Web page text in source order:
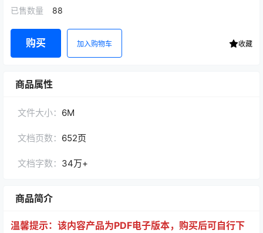
已售数量 88
购买 加入购物车 收藏
商品属性
文件大小： 6M
文档页数： 652页
文档字数： 34万+
商品简介
温馨提示：该内容产品为PDF电子版本，购买后可自行下